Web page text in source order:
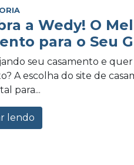
a Wedy! O
para o Seu
seu casamento e
A escolha do site de
para...
lendo